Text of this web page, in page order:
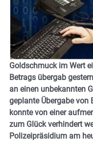
Goldschmuck im Wert
Betrags übergab
an einen unbekannten
geplante Übergabe von
konnte von einer
zum Glück verhindert
Polizeipräsidium am